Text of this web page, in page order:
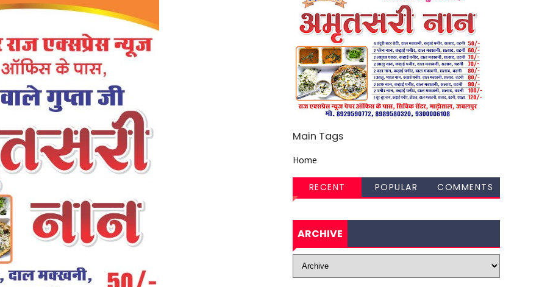
Main Tags
Home
RECENT POPULAR COMMENTS
ARCHIVE